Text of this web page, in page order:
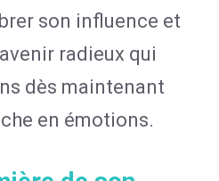
son influence et
radieux qui
dès maintenant
en émotions.